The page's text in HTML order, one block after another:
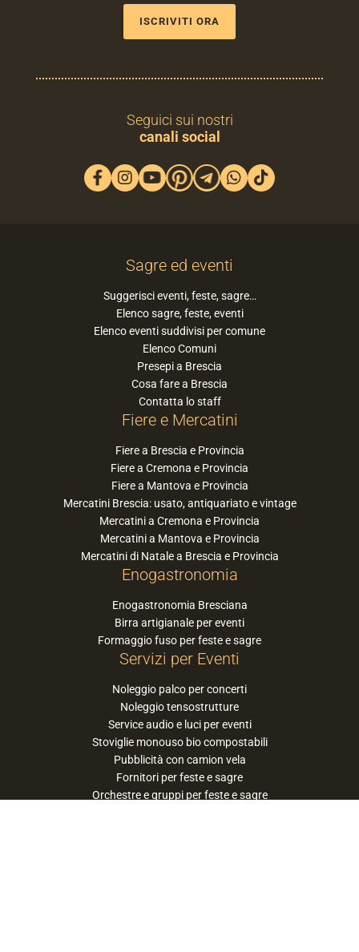
ISCRIVITI ORA
Seguici sui nostri
canali social
Sagre ed eventi
Suggerisci eventi, feste, sagre…
Elenco sagre, feste, eventi
Elenco eventi suddivisi per comune
Elenco Comuni
Presepi a Brescia
Cosa fare a Brescia
Contatta lo staff
Fiere e Mercatini
Fiere a Brescia e Provincia
Fiere a Cremona e Provincia
Fiere a Mantova e Provincia
Mercatini Brescia: usato, antiquariato e vintage
Mercatini a Cremona e Provincia
Mercatini a Mantova e Provincia
Mercatini di Natale a Brescia e Provincia
Enogastronomia
Enogastronomia Bresciana
Birra artigianale per eventi
Formaggio fuso per feste e sagre
Servizi per Eventi
Noleggio palco per concerti
Noleggio tensostrutture
Service audio e luci per eventi
Stoviglie monouso bio compostabili
Pubblicità con camion vela
Fornitori per feste e sagre
Orchestre e gruppi per feste e sagre